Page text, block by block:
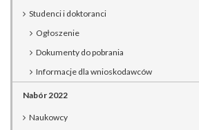
Studenci i doktoranci
Ogłoszenie
Dokumenty do pobrania
Informacje dla wnioskodawców
Nabór 2022
Naukowcy